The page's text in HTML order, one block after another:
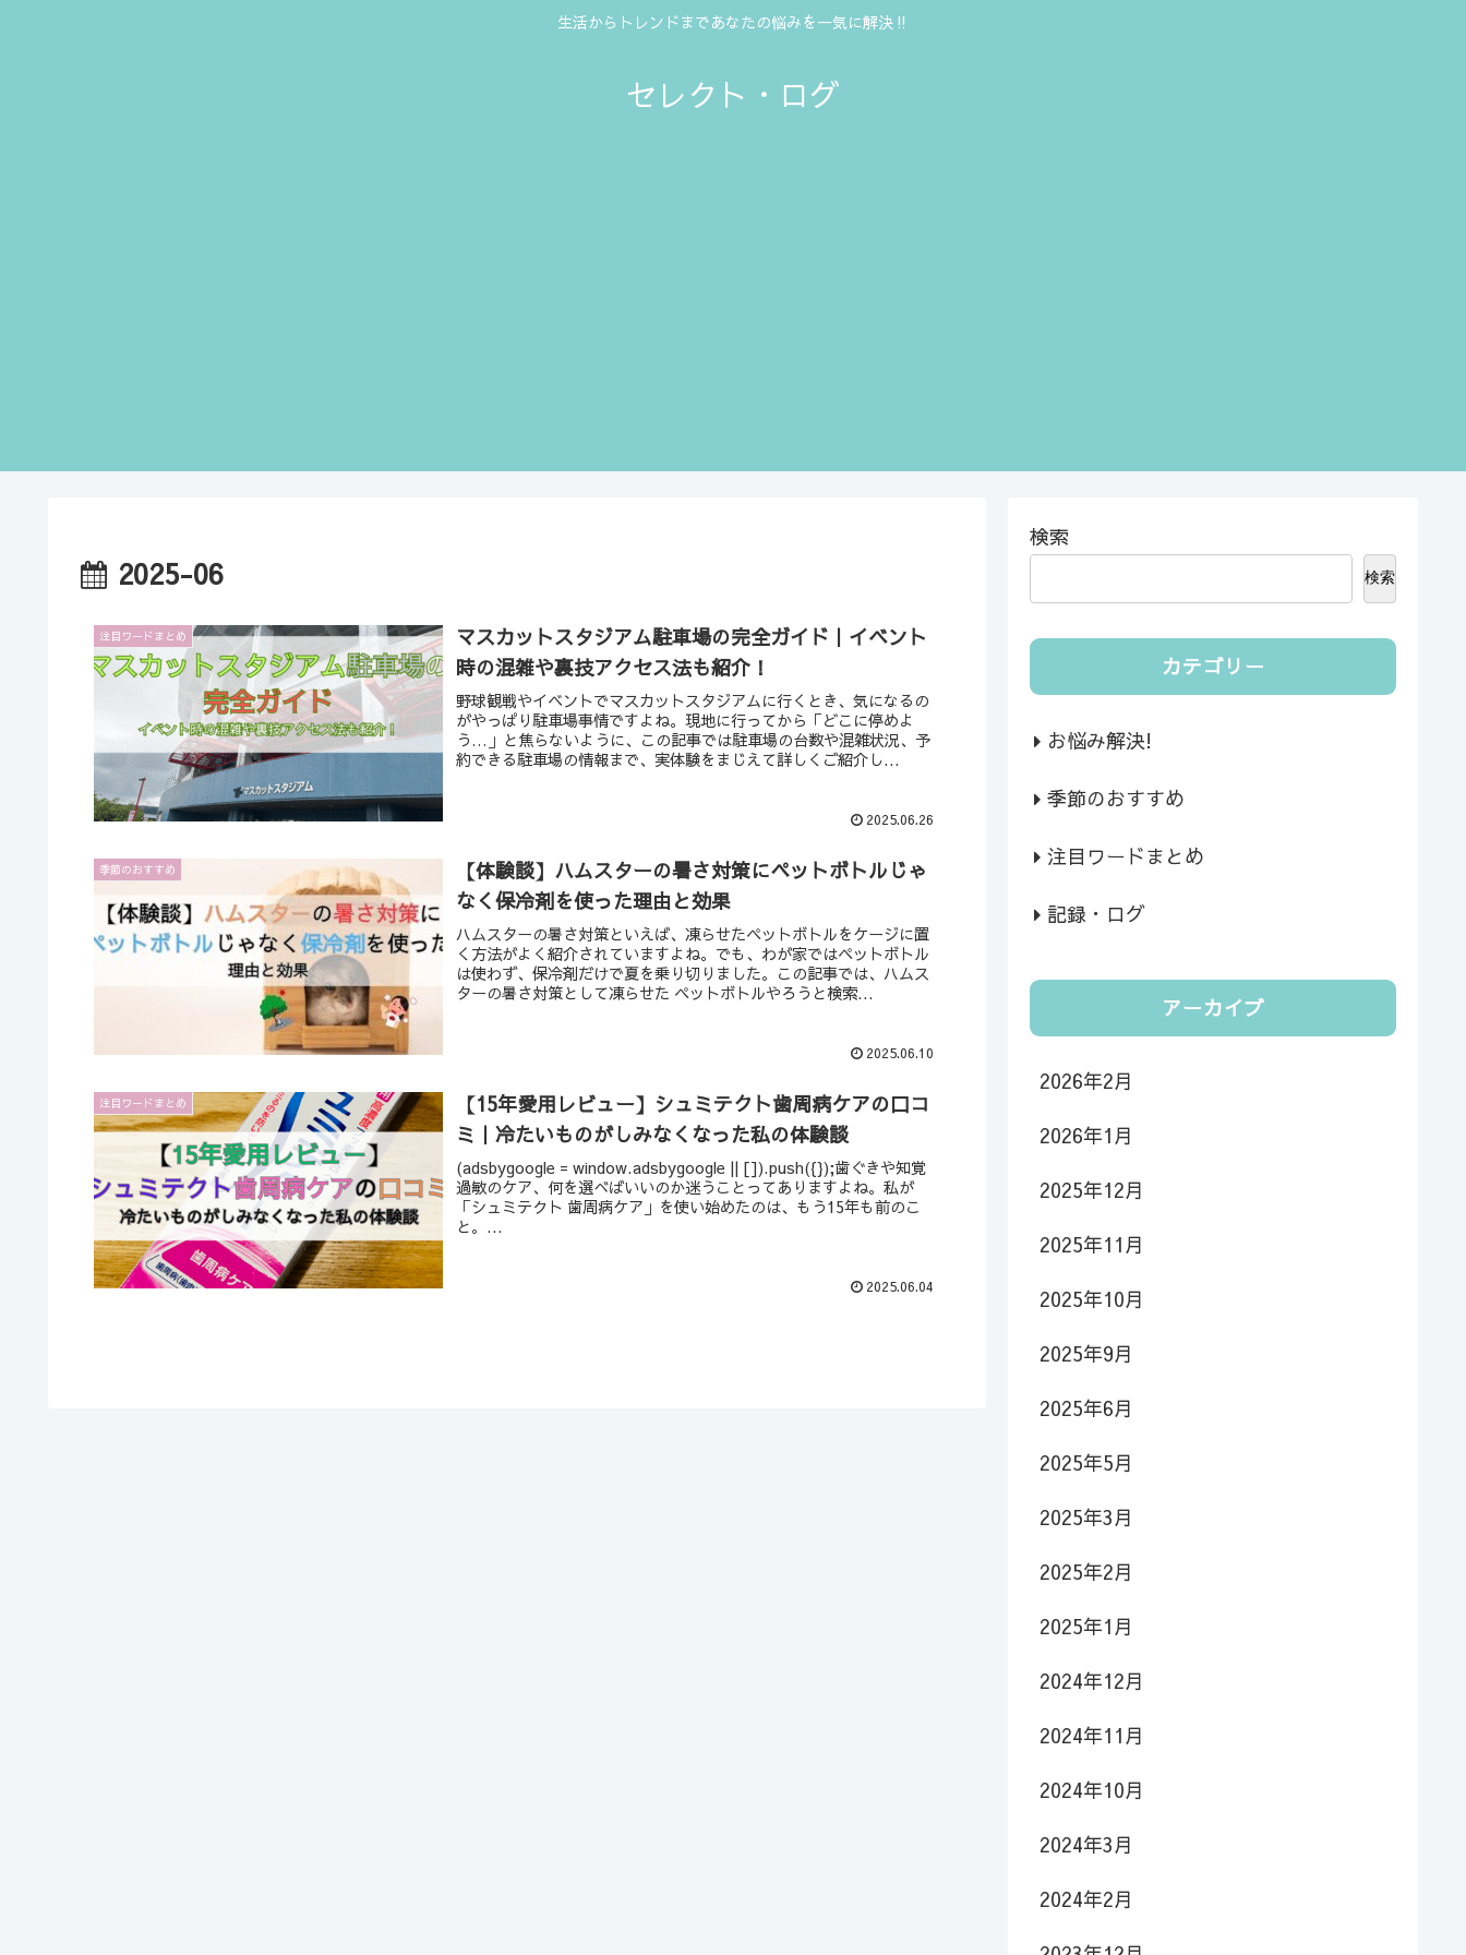
生活からトレンドまであなたの悩みを一気に解決‼
セレクト・ログ
2025-06
注目ワードまとめ
マスカットスタジアム駐車場の完全ガイド｜イベント
時の混雑や裏技アクセス法も紹介！
野球観戦やイベントでマスカットスタジアムに行くとき、気になるの
がやっぱり駐車場事情ですよね。現地に行ってから「どこに停めよ
う…」と焦らないように、この記事では駐車場の台数や混雑状況、予
約できる駐車場の情報まで、実体験をまじえて詳しくご紹介し...
2025.06.26
季節のおすすめ
【体験談】ハムスターの暑さ対策にペットボトルじゃ
なく保冷剤を使った理由と効果
ハムスターの暑さ対策といえば、凍らせたペットボトルをケージに置
く方法がよく紹介されていますよね。でも、わが家ではペットボトル
は使わず、保冷剤だけで夏を乗り切りました。この記事では、ハムス
ターの暑さ対策として凍らせた ペットボトルやろうと検索...
2025.06.10
注目ワードまとめ
【15年愛用レビュー】シュミテクト歯周病ケアの口コ
ミ｜冷たいものがしみなくなった私の体験談
(adsbygoogle = window.adsbygoogle || []).push({});歯ぐきや知覚
過敏のケア、何を選べばいいのか迷うことってありますよね。私が
「シュミテクト 歯周病ケア」を使い始めたのは、もう15年も前のこ
と。...
2025.06.04
検索
検索
カテゴリー
お悩み解決!
季節のおすすめ
注目ワードまとめ
記録・ログ
アーカイブ
2026年2月
2026年1月
2025年12月
2025年11月
2025年10月
2025年9月
2025年6月
2025年5月
2025年3月
2025年2月
2025年1月
2024年12月
2024年11月
2024年10月
2024年3月
2024年2月